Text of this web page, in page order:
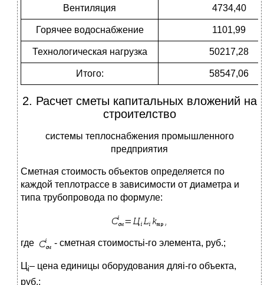
Вентиляция 4734,40
Горячее водоснабжение 1101,99
Технологическая нагрузка 50217,28
Итого: 58547,06
2. Расчет сметы капитальных вложений на
строителство
системы теплоснабжения промышленного
предприятия
Сметная стоимость объектов определяется по
каждой теплотрассе в зависимости от диаметра и
типа трубопровода по формуле:
где - сметная стоимостьi-го элемента, руб.;
Ц i– цена единицы оборудования дляi-го объекта,
руб.;